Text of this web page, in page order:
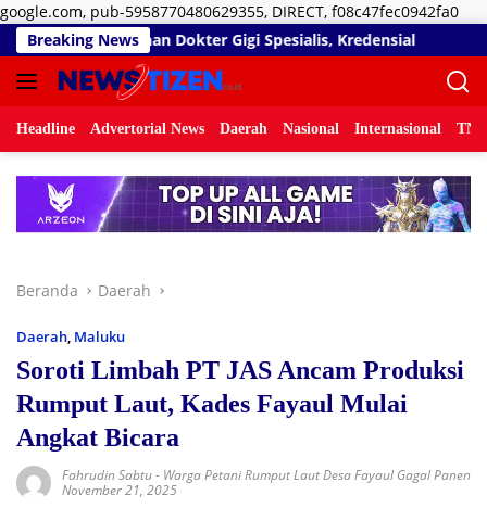
google.com, pub-5958770480629355, DIRECT, f08c47fec0942fa0
Breaking News
Dokter Gigi Spesialis, Kredensial Diduga Belum
Headline Advertorial News Daerah Nasional Internasional
Beranda Daerah
Daerah, Maluku
Soroti Limbah PT JAS Ancam Produksi
Rumput Laut, Kades Fayaul Mulai
Angkat Bicara
Fahrudin Sabtu- Warga Petani Rumput Laut Desa Fayaul Gagal Panen
November 21, 2025